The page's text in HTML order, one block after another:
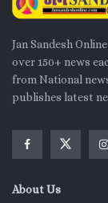
Jan Sandesh
over 150+ news
from National
publishes latest
About Us